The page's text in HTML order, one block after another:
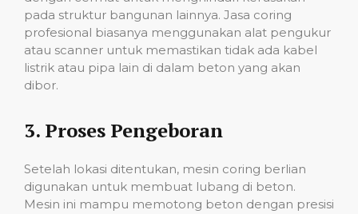
pada struktur bangunan lainnya. Jasa coring
profesional biasanya menggunakan alat pengukur
atau scanner untuk memastikan tidak ada kabel
listrik atau pipa lain di dalam beton yang akan
dibor.
3. Proses Pengeboran
Setelah lokasi ditentukan, mesin coring berlian
digunakan untuk membuat lubang di beton.
Mesin ini mampu memotong beton dengan presisi